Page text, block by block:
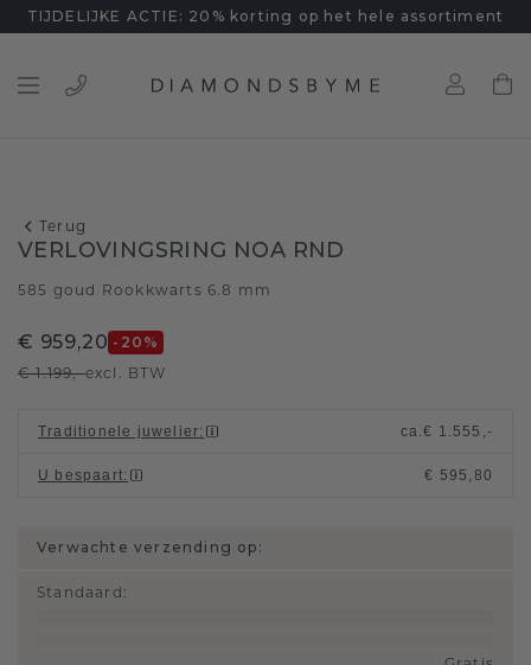
TIJDELIJKE ACTIE: 20% korting op het hele assortiment
Terug
VERLOVINGSRING NOA RND
585 goud Rookkwarts 6.8 mm
€ 959,20 -20 %
€ 1.199,-excl. BTW
Traditionele juwelier: ca.€ 1.555,-
U bespaart: € 595,80
Verwachte verzending op:
Standaard :